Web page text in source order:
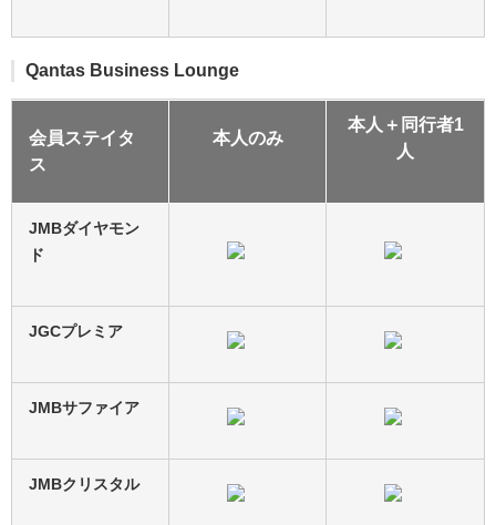
Qantas Business Lounge
会員ステイタ
ス
本人のみ
本人＋同行者1
人
JMBダイヤモン
ド
JGCプレミア
JMBサファイア
JMBクリスタル